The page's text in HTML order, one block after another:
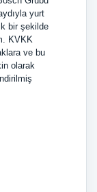
yurt
bir şekilde
KVKK
ve bu
olarak